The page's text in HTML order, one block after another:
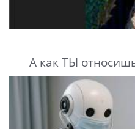
А как ТЫ